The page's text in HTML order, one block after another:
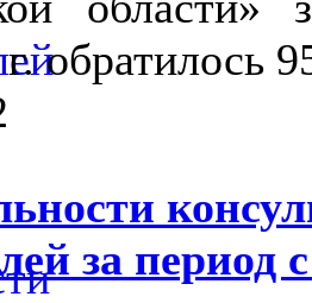
обратилось
за период